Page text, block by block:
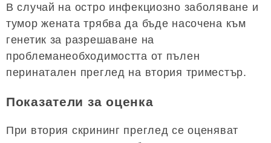
В случай на остро инфекциозно заболяване и
тумор жената трябва да бъде насочена към
генетик за разрешаване на
проблеманеобходимостта от пълен
перинатален преглед на втория триместър.
Показатели за оценка
При втория скрининг преглед се оценяват